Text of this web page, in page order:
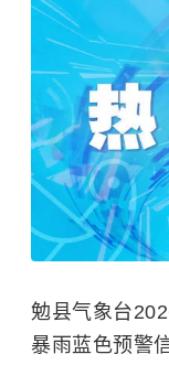
勉县气象台
暴雨蓝色预警